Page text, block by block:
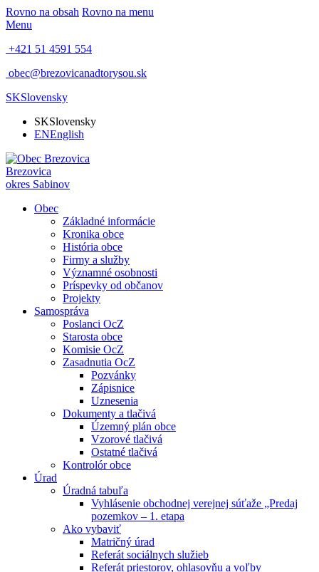
Rovno na obsah Rovno na menu
Menu
+421 51 4591 554
obec@brezovicanadtorysou.sk
SKSlovensky
SKSlovensky
ENEnglish
Brezovica
okres Sabinov
Obec
Základné informácie
Kronika obce
História obce
Firmy a služby
Významné osobnosti
Príspevky od občanov
Projekty
Samospráva
Poslanci OcZ
Starosta obce
Komisie OcZ
Zasadnutia OcZ
Pozvánky
Zápisnice
Uznesenia
Dokumenty a tlačivá
Územný plán obce
Vzorové tlačivá
Ostatné tlačivá
Kontrolór obce
Úrad
Úradná tabuľa
Vyhlásenie obchodnej verejnej súťaže „Predaj
pozemkov – 1. etapa
Ako vybaviť
Matričný úrad
Referát sociálnych služieb
Referát priestorov, ohlasovňu a voľby